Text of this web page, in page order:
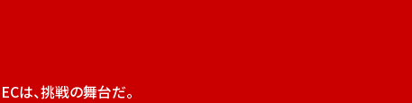
ECは、挑戦の舞台だ。